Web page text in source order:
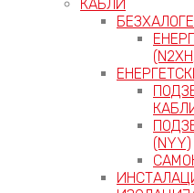
КАБЛИ
(NYY)